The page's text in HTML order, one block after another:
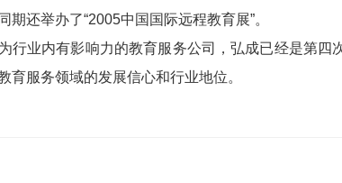
期还举办了“2005中国国际远程教育展”。
业内有影响力的教育服务公司，弘成已经是第四
育服务领域的发展信心和行业地位。